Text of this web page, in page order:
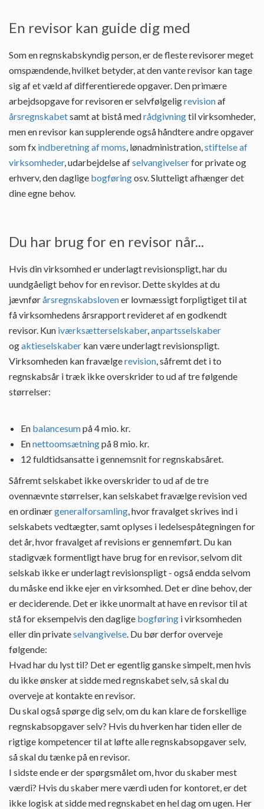
En revisor kan guide dig med
Som en regnskabskyndig person, er de fleste revisorer meget
omspændende, hvilket betyder, at den vante revisor kan tage
sig af et væld af differentierede opgaver. Den primære
arbejdsopgave for revisoren er selvfølgeligrevisionaf
årsregnskabetsamt at bistå medrådgivningtil virksomheder,
men en revisor kan supplerende også håndtere andre opgaver
som fx indberetning af moms, lønadministration,stiftelse af
virksomheder, udarbejdelse afselvangivelserfor private og
erhverv, den daglige bogføringosv. Slutteligt afhænger det
dine egne behov.
Du har brug for en revisor når...
Hvis din virksomhed er underlagt revisionspligt, har du
uundgåeligt behov for en revisor. Dette skyldes at du
jævnførårsregnskabslovener lovmæssigt forpligtiget til at
få virksomhedens årsrapport revideret af en godkendt
revisor. Kun iværksætterselskaber,anpartsselskaber
ogaktieselskaber kan være underlagt revisionspligt.
Virksomheden kan fravælgerevision, såfremt det i to
regnskabsår i træk ikke overskrider to ud af tre følgende
størrelser:
En balancesumpå 4 mio. kr.
Ennettoomsætningpå 8 mio. kr.
12 fuldtidsansatte i gennemsnit for regnskabsåret.
Såfremt selskabet ikke overskrider to ud af de tre
ovennævnte størrelser, kan selskabet fravælge revision ved
en ordinærgeneralforsamling, hvor fravalget skrives ind i
selskabets vedtægter, samt oplyses i ledelsespåtegningen for
det år, hvor fravalget af revisions er gennemført. Du kan
stadigvæk formentligt have brug for en revisor, selvom dit
selskab ikke er underlagt revisionspligt - også endda selvom
du måske end ikke ejer en virksomhed. Det er dine behov, der
er deciderende. Det er ikke unormalt at have en revisor til at
stå for eksempelvis den daglige bogføring i virksomheden
eller din privateselvangivelse. Du bør derfor overveje
følgende:
Hvad har du lyst til? Det er egentlig ganske simpelt, men hvis
du ikke ønsker at sidde med regnskabet selv, så skal du
overveje at kontakte en revisor.
Du skal også spørge dig selv, om du kan klare de forskellige
regnskabsopgaver selv? Hvis du hverken har tiden eller de
rigtige kompetencer til at løfte alle regnskabsopgaver selv,
så skal du tænke på en revisor.
I sidste ende er der spørgsmålet om, hvor du skaber mest
værdi? Hvis du skaber mere værdi uden for kontoret, er det
ikke logisk at sidde med regnskabet en hel dag om ugen. Her